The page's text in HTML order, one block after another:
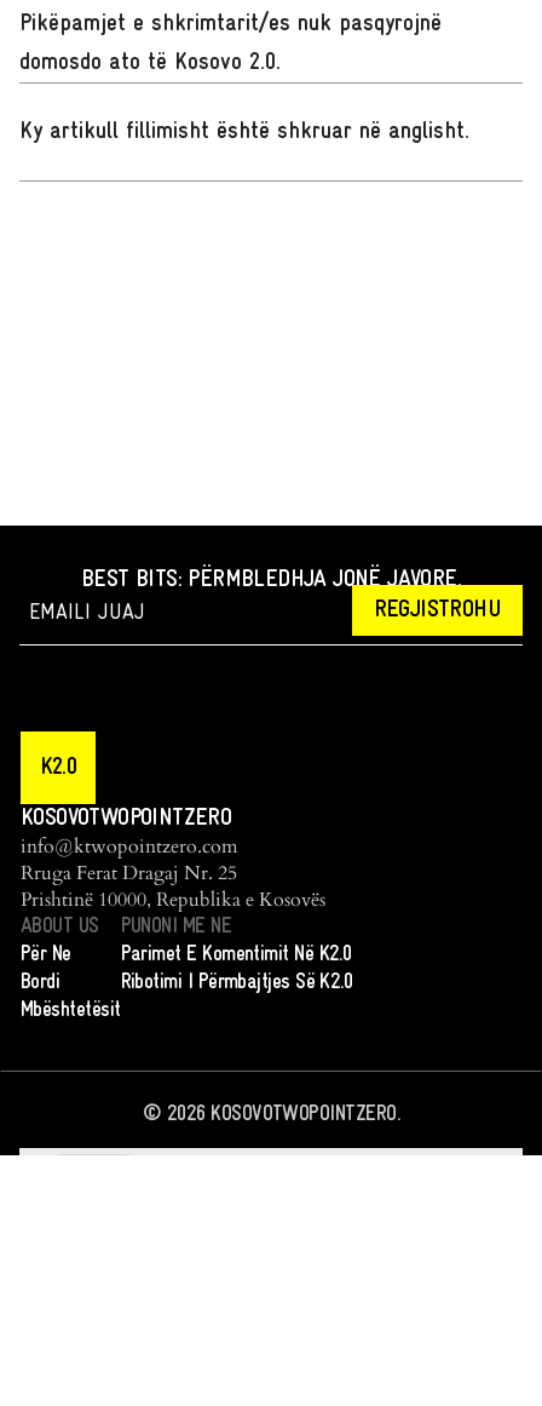
Pikëpamjet e shkrimtarit/es nuk pasqyrojnë
domosdo ato të Kosovo 2.0.
Ky artikull fillimisht është shkruar në anglisht.
BEST BITS: PËRMBLEDHJA JONË JAVORE.
REGJISTROHU
K2.0
KOSOVOTWOPOINTZERO
info@ktwopointzero.com
Rruga Ferat Dragaj Nr. 25
Prishtinë 10000, Republika e Kosovës
ABOUT US
Për Ne
Bordi
Mbështetësit
PUNONI ME NE
Parimet E Komentimit Në K2.0
Ribotimi I Përmbajtjes Së K2.0
© 2026KOSOVOTWOPOINTZERO.